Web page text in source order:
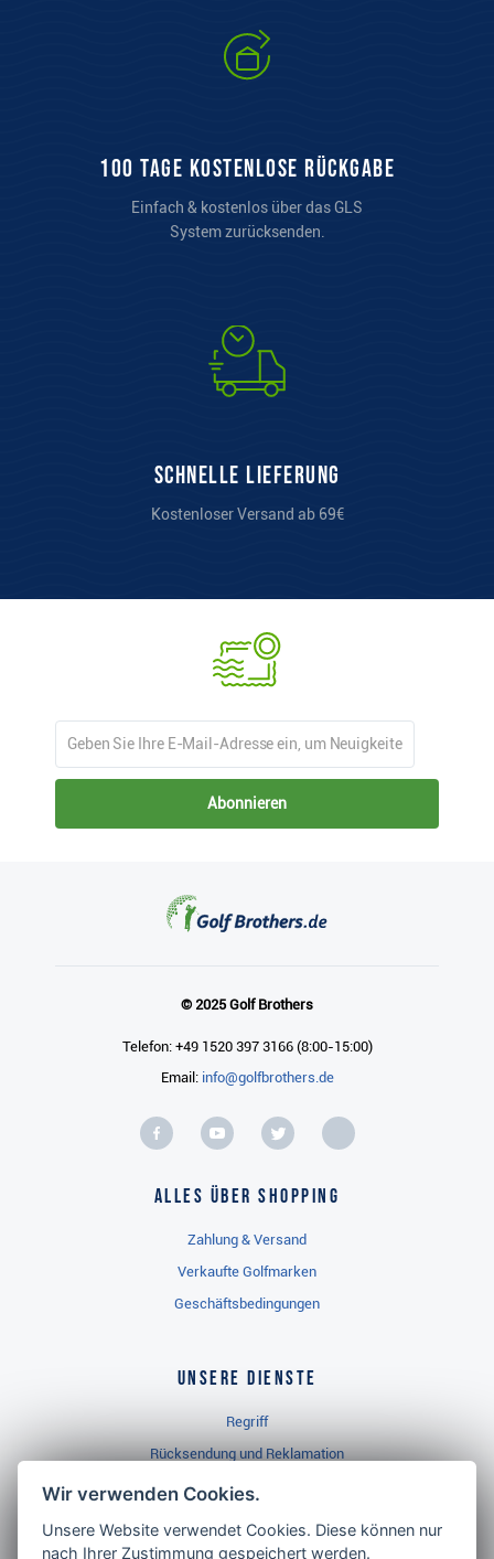
100 Tage kostenlose Rückgabe
Einfach & kostenlos über das GLS
System zurücksenden.
Schnelle Lieferung
Kostenloser Versand ab 69€
Abonnieren
© 2025 Golf Brothers
Telefon: +49 1520 397 3166 (8:00-15:00)
Email: info@golfbrothers.de
Alles über Shopping
Zahlung & Versand
Verkaufte Golfmarken
Geschäftsbedingungen
Unsere Dienste
Regriff
Rücksendung und Reklamation
Widerrufsbelehrung
Wir verwenden Cookies.
Unsere Website verwendet Cookies. Diese können nur
nach Ihrer Zustimmung gespeichert werden.